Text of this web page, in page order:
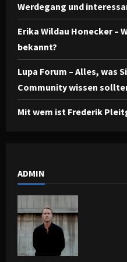
Werdegang und
Erika Wildau Honecker –
bekannt?
Lupa Forum – Alles, was
Community wissen
Mit wem ist Frederik
ADMIN